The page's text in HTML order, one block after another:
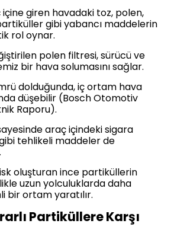
giren havadaki toz, polen,
gibi yabancı maddelerin
rol oynar.
polen filtresi, sürücü ve
bir hava solumasını sağlar.
dolduğunda, iç ortam hava
düşebilir (Bosch Otomotiv
Raporu).
araç içindeki sigara
tehlikeli maddeler de
oluşturan ince partiküllerin
uzun yolculuklarda daha
bir ortam yaratılır.
Partiküllere Karşı